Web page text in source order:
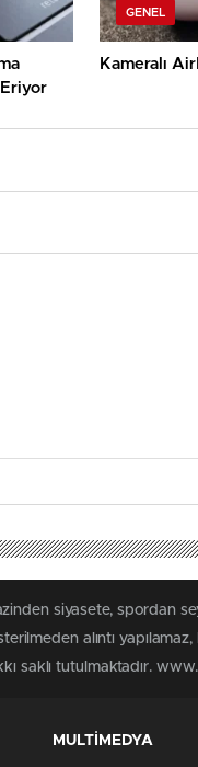
GENEL
Kameralı
siyasete,
alıntı
saklı tutulmaktadır.
MULTİMEDYA